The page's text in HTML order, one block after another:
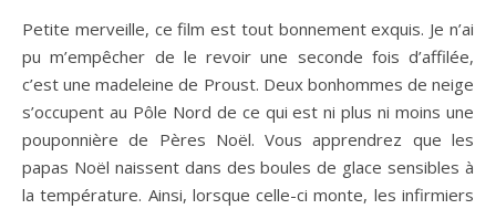
Petite merveille, ce film est tout bonnement exquis. Je n’ai
pu m’empêcher de le revoir une seconde fois d’affilée,
c’est une madeleine de Proust. Deux bonhommes de neige
s’occupent au Pôle Nord de ce qui est ni plus ni moins une
pouponnière de Pères Noël. Vous apprendrez que les
papas Noël naissent dans des boules de glace sensibles à
la température. Ainsi, lorsque celle-ci monte, les infirmiers